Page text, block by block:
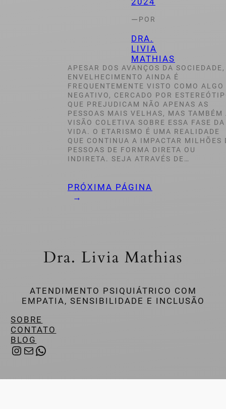
— POR
DRA.
LIVIA
MATHIAS
APESAR DOS AVANÇOS DA
ENVELHECIMENTO AINDA É
FREQUENTEMENTE VISTO COMO ALGO
NEGATIVO, CERCADO POR
QUE PREJUDICAM NÃO APENAS AS
PESSOAS MAIS VELHAS, MAS TAMBÉM
VISÃO COLETIVA SOBRE ESSA FASE DA
VIDA. O ETARISMO É UMA REALIDADE
QUE CONTINUA A IMPACTAR MILHÕES
PESSOAS DE FORMA DIRETA OU
INDIRETA. SEJA ATRAVÉS DE…
PRÓXIMA PÁGINA
→
Dra. Livia Mathias
ATENDIMENTO PSIQUIÁTRICO COM
EMPATIA, SENSIBILIDADE E INCLUSÃO
SOBRE
CONTATO
BLOG
INSTAGRAM
E-MAILWHATSAPP